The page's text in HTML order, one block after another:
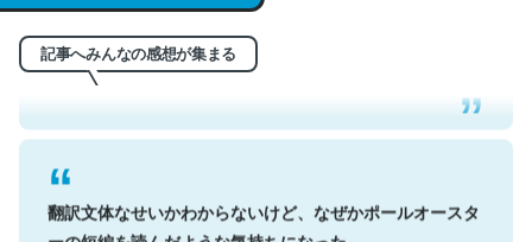
記事へみんなの感想が集まる
れ好き。Let’s Fucking Go. Then Covid hit. Shit.
─今のこの状況が信じられるかい？ by ラーズ・ヌートバー
翻訳文体なせいかわからないけど、なぜかポールオースタ
ーの短編を読んだような気持ちになった